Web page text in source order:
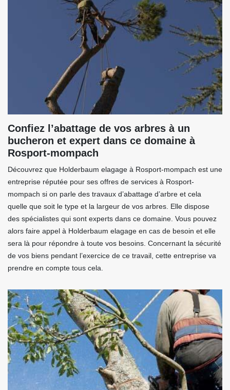
Confiez l’abattage de vos arbres à un
bucheron et expert dans ce domaine à
Rosport-mompach
Découvrez que Holderbaum elagage à Rosport-mompach est une
entreprise réputée pour ses offres de services à Rosport-
mompach si on parle des travaux d’abattage d’arbre et cela
quelle que soit le type et la largeur de vos arbres. Elle dispose
des spécialistes qui sont experts dans ce domaine. Vous pouvez
alors faire appel à Holderbaum elagage en cas de besoin et elle
sera là pour répondre à toute vos besoins. Concernant la sécurité
de vos biens pendant l’exercice de ce travail, cette entreprise va
prendre en compte tous cela.